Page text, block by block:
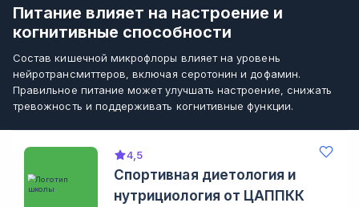
Питание влияет на настроение и
когнитивные способности
Состав кишечной микрофлоры влияет на уровень
нейротрансмиттеров, включая серотонин и дофамин.
Правильное питание может улучшать настроение, снижать
тревожность и поддерживать когнитивные функции.
4,5
Спортивная диетология и
нутрициология от ЦАППКК